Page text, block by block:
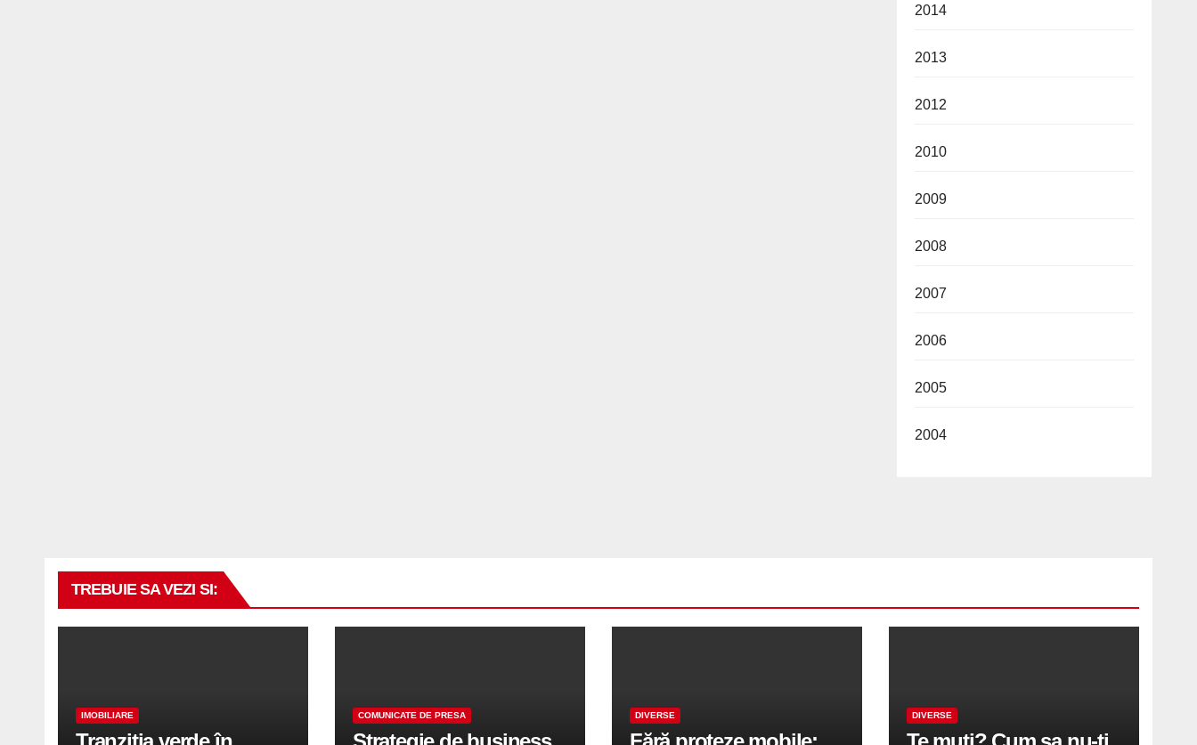
2014
2013
2012
2010
2009
2008
2007
2006
2005
2004
TREBUIE SA VEZI SI:
IMOBILIARE COMUNICATE DE PRESA DIVERSE DIVERSE